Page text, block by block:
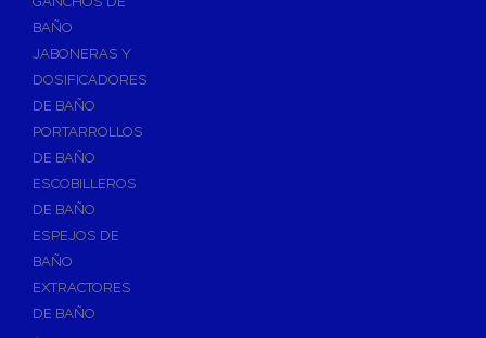
Accesorios y Grupos Contra Incendios
Calderas y estufas de biomasa
Sistemas de Energía Solar Térmica
Estructuras de soporte
Sistemas de Aerotermia
Sistemas de Energía Solar Fotovoltaica
Paneles
Inversores
Baterías
BAÑO
JABONERAS Y
DOSIFICADORES
DE BAÑO
PORTARROLLOS
DE BAÑO
ESCOBILLEROS
DE BAÑO
ESPEJOS DE
BAÑO
EXTRACTORES
DE BAÑO